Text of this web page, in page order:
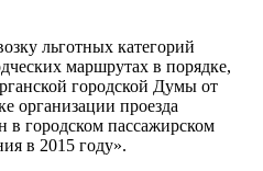
льготных категорий
маршрутах в порядке,
городской Думы от
организации проезда
в городском пассажирском
в 2015 году».